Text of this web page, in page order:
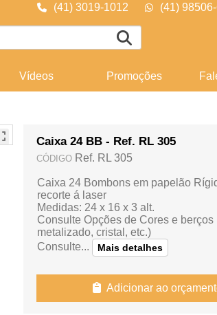
(41) 3019-1012 (41)
Vídeos Promoções
Caixa 24 BB - Ref. RL 305
CÓDIGO Ref. RL 305
Caixa 24 Bombons em papelão
recorte á laser
Medidas: 24 x 16 x 3 alt.
Consulte Opções de Cores e berços
metalizado, cristal, etc.)
Consulte...
Mais detalhes
Adicionar ao